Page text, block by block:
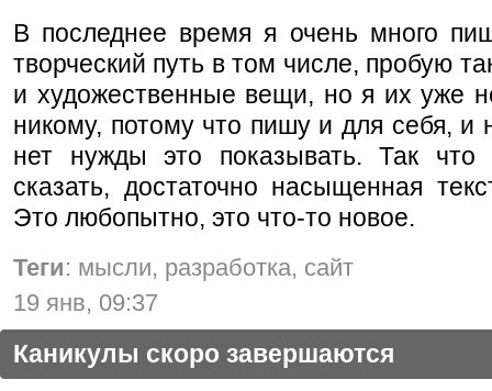
В последнее время я очень много
творческий путь в том числе, пробую
и художественные вещи, но я их уже
никому, потому что пишу и для себя, и
нет нужды это показывать. Так
сказать, достаточно насыщенная
Это любопытно, это что-то новое.
Теги: мысли, разработка, сайт
19 янв, 09:37
Каникулы скоро завершаются